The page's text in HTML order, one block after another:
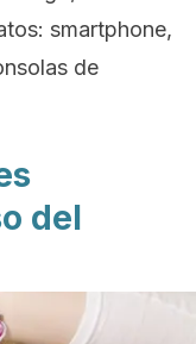
smartphone,
de
del